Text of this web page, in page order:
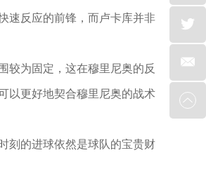
速反应的前锋，而卢卡库并非
较为固定，这在穆里尼奥的反
以更好地契合穆里尼奥的战术
刻的进球依然是球队的宝贵财